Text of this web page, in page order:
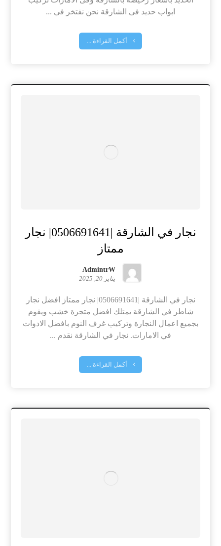
ابواب حديد فى الشارقة نحن نفتخر في ...
أكمل القراءة ...
نجار في الشارقة |0506691641| نجار
ممتاز
AdmintrW
يناير 20, 2025
نجار في الشارقة |0506691641| نجار ممتاز افضل نجار
شاطر في الشارقة يمتلك افضل متجرة خشب ويقوم
بجميع اعمال النجارة وتركيب غرف النوم بافضل الادوات
في الامارات. نجار في الشارقة نقدم ...
أكمل القراءة ...